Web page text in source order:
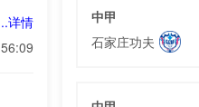
详情
中甲
石家庄功夫